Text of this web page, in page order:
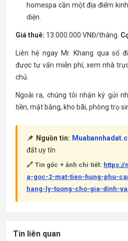
homespa cần một địa điểm
diện.
Giá thuê: 13.000.000 VNĐ/tháng.
Liên hệ ngay Mr. Khang qua số
được tư vấn miễn phí, xem nhà
chủ.
Ngoài ra, chúng tôi nhận ký gửi
tiền, mặt bằng, kho bãi, phòng trọ
📌 Nguồn tin:
đất uy tín
🔗 Tin gốc + ảnh chi tiết: https://
a-goc-2-mat-tien-hung-phu-
hang-ly-tuong-cho-gia-dinh-
Tin liên quan